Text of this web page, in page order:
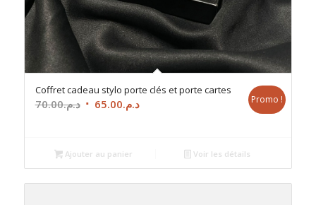
Coffret cadeau stylo porte clés et porte cartes
د.م.70.00
Le
était :
د.م.70.00.
د.م.65.00
Le
د.م.65.00.
Promo !
Ajouter au panier Voir les détails